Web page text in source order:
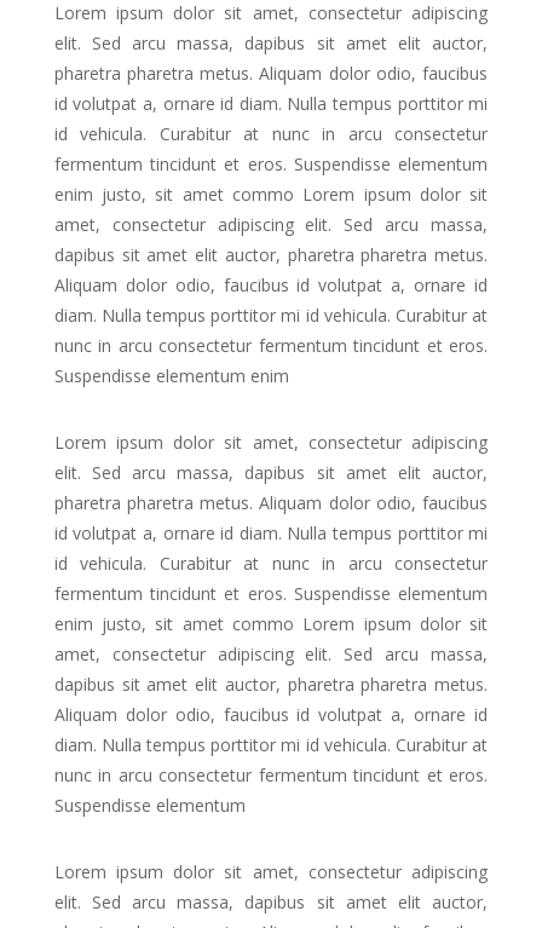
Lorem ipsum dolor sit amet, consectetur adipiscing
elit. Sed arcu massa, dapibus sit amet elit auctor,
pharetra pharetra metus. Aliquam dolor odio, faucibus
id volutpat a, ornare id diam. Nulla tempus porttitor mi
id vehicula. Curabitur at nunc in arcu consectetur
fermentum tincidunt et eros. Suspendisse elementum
enim justo, sit amet commo Lorem ipsum dolor sit
amet, consectetur adipiscing elit. Sed arcu massa,
dapibus sit amet elit auctor, pharetra pharetra metus.
Aliquam dolor odio, faucibus id volutpat a, ornare id
diam. Nulla tempus porttitor mi id vehicula. Curabitur at
nunc in arcu consectetur fermentum tincidunt et eros.
Suspendisse elementum enim
Lorem ipsum dolor sit amet, consectetur adipiscing
elit. Sed arcu massa, dapibus sit amet elit auctor,
pharetra pharetra metus. Aliquam dolor odio, faucibus
id volutpat a, ornare id diam. Nulla tempus porttitor mi
id vehicula. Curabitur at nunc in arcu consectetur
fermentum tincidunt et eros. Suspendisse elementum
enim justo, sit amet commo Lorem ipsum dolor sit
amet, consectetur adipiscing elit. Sed arcu massa,
dapibus sit amet elit auctor, pharetra pharetra metus.
Aliquam dolor odio, faucibus id volutpat a, ornare id
diam. Nulla tempus porttitor mi id vehicula. Curabitur at
nunc in arcu consectetur fermentum tincidunt et eros.
Suspendisse elementum
Lorem ipsum dolor sit amet, consectetur adipiscing
elit. Sed arcu massa, dapibus sit amet elit auctor,